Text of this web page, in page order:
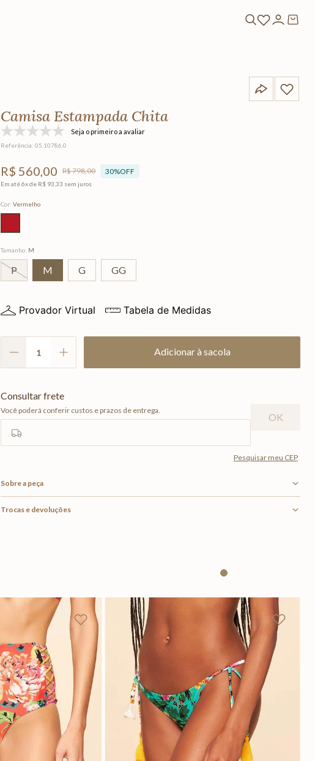
Camisa Estampada Chita
Seja o primeiro a avaliar
Referência:05.10786.0
R$ 560,00 R$798,00 30%OFF
Em até6x de R$ 93 ,33 sem juros
Cor: Vermelho
Tamanho: M
P M G GG
Provador Virtual Tabela de Medidas
Adicionar à sacola
Sobre a peça
Trocas e devoluções